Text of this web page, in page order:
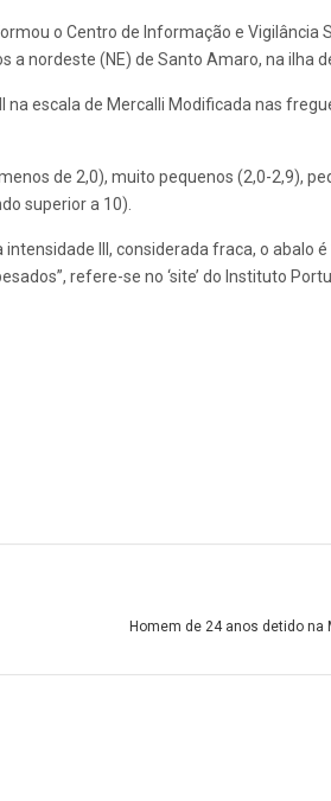
o Centro de Informação e Vigilância
a nordeste (NE) de Santo Amaro, na ilha
escala de Mercalli Modificada nas
de 2,0), muito pequenos (2,0-2,9),
superior a 10).
III, considerada fraca, o abalo é
refere-se no ‘site’ do Instituto
Homem de 24 anos detido na